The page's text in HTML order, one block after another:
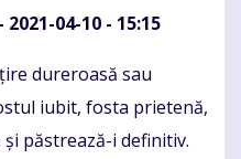
- 2021-04-10 - 15:15
dureroasă sau
iubit, fosta prietenă,
păstrează-i definitiv.